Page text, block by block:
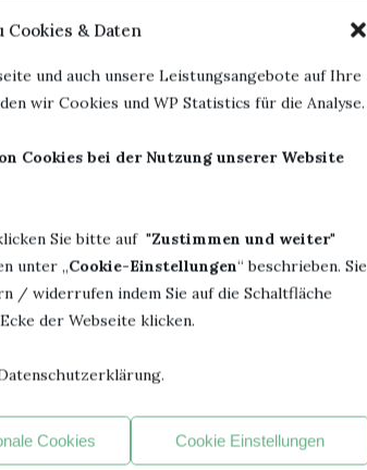
Cookies & Daten
und auch unsere Leistungsangebote auf Ihre
wir Cookies und WP Statistics für die Analyse.
Cookies bei der Nutzung unserer Website
Sie bitte auf "Zustimmen und weiter"
unter „Cookie-Einstellungen“ beschrieben. Sie
/ widerrufen indem Sie auf die Schaltfläche
der Webseite klicken.
Cookies Cookie Einstellungen
Personen sind
kommen. Zugausfall –
hat nichts gebracht, ich bin
es auch gar nicht.
werden – falls also jemand
wäre gar nichts passiert
auf die weitere Bearbeitung
die Beförderung an ihren